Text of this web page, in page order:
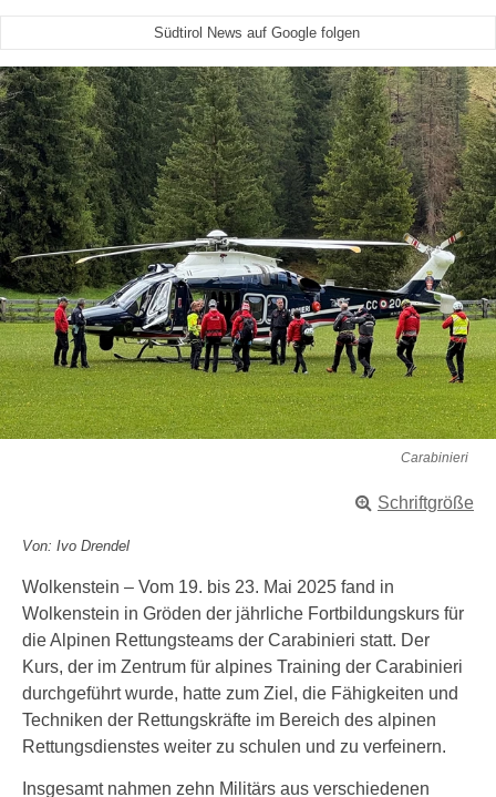
Südtirol News auf Google folgen
Carabinieri
Schriftgröße
Von: Ivo Drendel
Wolkenstein – Vom 19. bis 23. Mai 2025 fand in
Wolkenstein in Gröden der jährliche Fortbildungskurs für
die Alpinen Rettungsteams der Carabinieri statt. Der
Kurs, der im Zentrum für alpines Training der Carabinieri
durchgeführt wurde, hatte zum Ziel, die Fähigkeiten und
Techniken der Rettungskräfte im Bereich des alpinen
Rettungsdienstes weiter zu schulen und zu verfeinern.
Insgesamt nahmen zehn Militärs aus verschiedenen